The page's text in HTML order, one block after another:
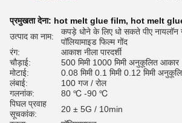
प्रमुखता देना: hot melt glue film, hot melt
उत्पाद का नाम:
कपड़े धोने के लिए धो सकते पीए नायलॉन
पॉलियामाइड फिल्म गोंद
रंग:
आकाश नीला पारदर्शी
चौड़ाई:
500 मिमी 1000 मिमी अनुकूलित आकार
मोटाई:
0.08 मिमी 0.1 मिमी 0.12 मिमी
लंबाई:
100 गज / रोल
गलनांक:
80 ℃ -90 ℃
पिघल प्रवाह
सूचकांक:
20 ± 5G / 10min